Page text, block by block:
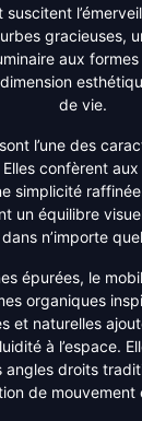
gracieuses,
aux
de vie.
l’une des
confèrent
simplicité
un équilibre
n’importe
épurées, le
organiques
et naturelles
à l’espace.
angles droits
de mouvement